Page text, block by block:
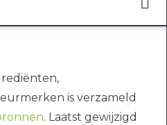
is verzameld
. Laatst gewijzigd